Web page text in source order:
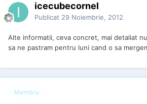
icecubecornel
Publicat 29 Noiembrie, 2012
Alte informatii, ceva concret, mai detaliat
sa ne pastram pentru luni cand o sa
Membru